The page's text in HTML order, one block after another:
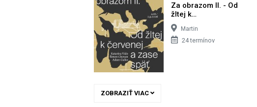
Za obrazom II. - Od
žltej k…
Martin
24 termínov
ZOBRAZIŤ VIAC